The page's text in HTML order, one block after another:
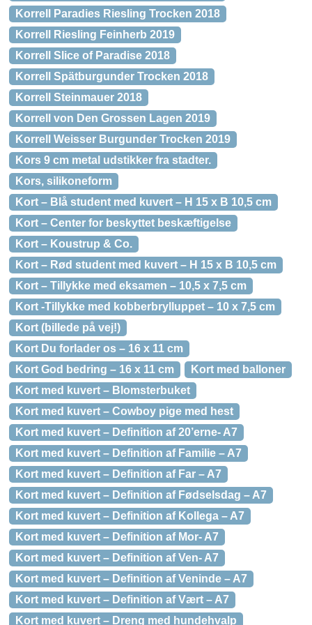
Korrell Paradies Riesling Trocken 2018
Korrell Riesling Feinherb 2019
Korrell Slice of Paradise 2018
Korrell Spätburgunder Trocken 2018
Korrell Steinmauer 2018
Korrell von Den Grossen Lagen 2019
Korrell Weisser Burgunder Trocken 2019
Kors 9 cm metal udstikker fra stadter.
Kors, silikoneform
Kort – Blå student med kuvert – H 15 x B 10,5 cm
Kort – Center for beskyttet beskæftigelse
Kort – Koustrup & Co.
Kort – Rød student med kuvert – H 15 x B 10,5 cm
Kort – Tillykke med eksamen – 10,5 x 7,5 cm
Kort -Tillykke med kobberbrylluppet – 10 x 7,5 cm
Kort (billede på vej!)
Kort Du forlader os – 16 x 11 cm
Kort God bedring – 16 x 11 cm
Kort med balloner
Kort med kuvert – Blomsterbuket
Kort med kuvert – Cowboy pige med hest
Kort med kuvert – Definition af 20’erne- A7
Kort med kuvert – Definition af Familie – A7
Kort med kuvert – Definition af Far – A7
Kort med kuvert – Definition af Fødselsdag – A7
Kort med kuvert – Definition af Kollega – A7
Kort med kuvert – Definition af Mor- A7
Kort med kuvert – Definition af Ven- A7
Kort med kuvert – Definition af Veninde – A7
Kort med kuvert – Definition af Vært – A7
Kort med kuvert – Dreng med hundehvalp